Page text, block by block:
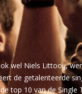
wel Niels Littooij,
de getalenteerde
top 10 van de